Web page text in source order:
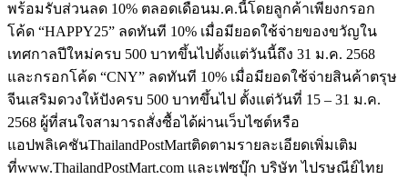
พร้อมรับส่วนลด 10% ตลอดเดือนม.ค.นี้โดยลูกค้าเพียงกรอก
โค้ด “HAPPY25” ลดทันที 10% เมื่อมียอดใช้จ่ายของขวัญใน
เทศกาลปีใหม่ครบ 500 บาทขึ้นไปตั้งแต่วันนี้ถึง 31 ม.ค. 2568
และกรอกโค้ด “CNY” ลดทันที 10% เมื่อมียอดใช้จ่ายสินค้าตรุษ
จีนเสริมดวงให้ปังครบ 500 บาทขึ้นไป ตั้งแต่วันที่ 15 – 31 ม.ค.
2568 ผู้ที่สนใจสามารถสั่งซื้อได้ผ่านเว็บไซต์หรือ
แอปพลิเคชันThailandPostMartติดตามรายละเอียดเพิ่มเติม
ที่www.ThailandPostMart.com และเฟซบุ๊ก บริษัท ไปรษณีย์ไทย